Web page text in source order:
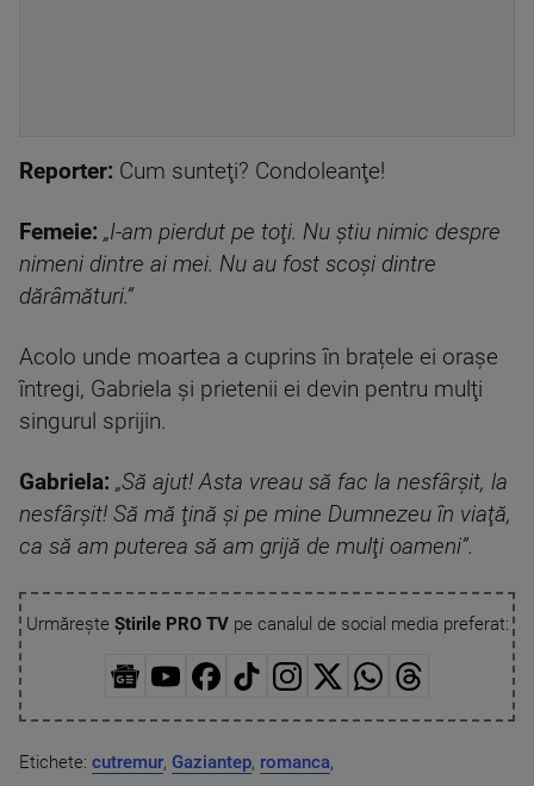
Reporter: Cum sunteţi? Condoleanţe!
Femeie: „I-am pierdut pe toţi. Nu ştiu nimic despre
nimeni dintre ai mei. Nu au fost scoşi dintre
dărâmături.”
Acolo unde moartea a cuprins în brațele ei orașe
întregi, Gabriela și prietenii ei devin pentru mulţi
singurul sprijin.
Gabriela: „Să ajut! Asta vreau să fac la nesfârşit, la
nesfârşit! Să mă ţină şi pe mine Dumnezeu în viaţă,
ca să am puterea să am grijă de mulţi oameni”.
Urmărește Știrile PRO TVpe canalul de social media preferat:
Etichete: cutremur, Gaziantep, romanca,